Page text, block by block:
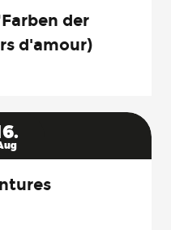
der
d'amour)